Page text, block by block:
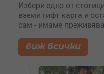
Избери едно от
вземи гифт карта и
сам - имаме
виж всички